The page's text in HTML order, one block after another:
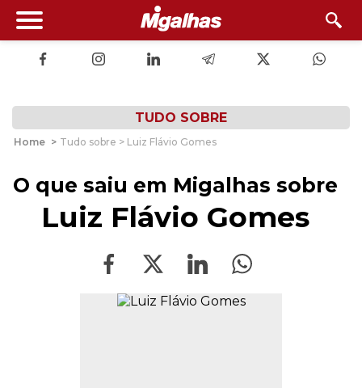
TUDO SOBRE
Home > Tudo sobre > Luiz Flávio Gomes
O que saiu em Migalhas sobre
Luiz Flávio Gomes